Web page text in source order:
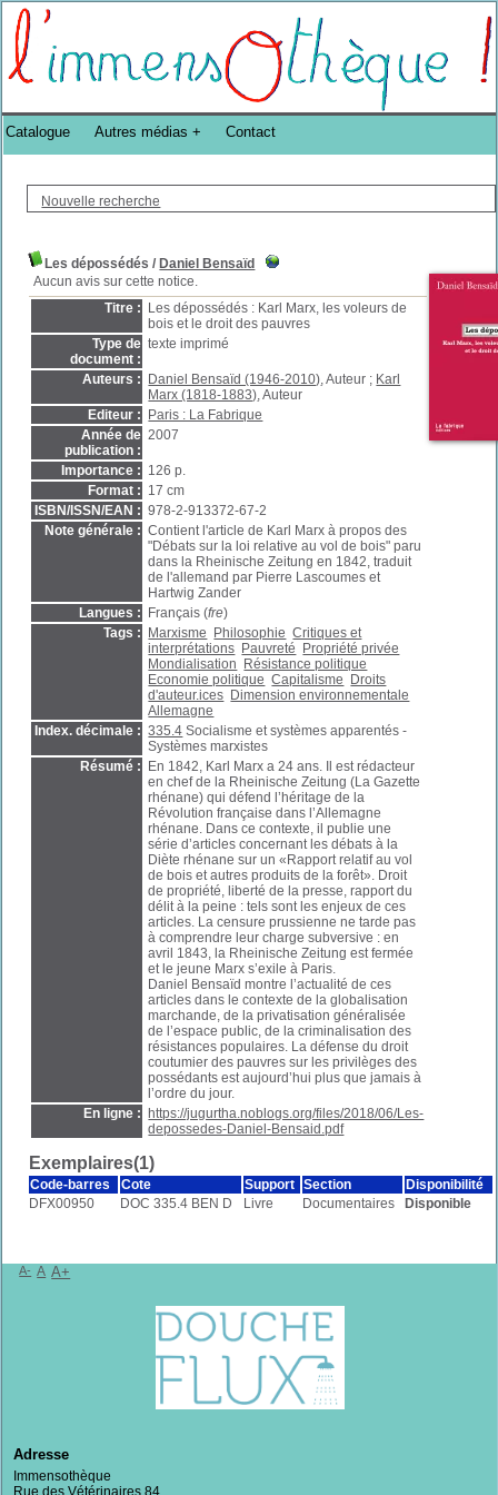
Bibliothèque DoucheFLUX Bibliotheek -->
Nouvelle recherche
Les dépossédés / Daniel Bensaïd
Aucun avis sur cette notice.
Titre :
Les dépossédés : Karl Marx, les voleurs de
bois et le droit des pauvres
Type de
document :
texte imprimé
Auteurs : Daniel Bensaïd (1946-2010), Auteur ; Karl
Marx (1818-1883), Auteur
Editeur :
Paris : La Fabrique
Année de
publication :
2007
Importance : 126 p.
Format : 17 cm
ISBN/ISSN/EAN : 978-2-913372-67-2
Note générale : Contient l'article de Karl Marx à propos des
"Débats sur la loi relative au vol de bois" paru
dans la Rheinische Zeitung en 1842, traduit
de l'allemand par Pierre Lascoumes et
Hartwig Zander
Langues :
Français (fre)
Tags :
Marxisme Philosophie Critiques et
interprétations Pauvreté
Propriété privée
Mondialisation
Résistance politique
Economie politique Capitalisme
Droits
d'auteur.ices Dimension environnementale
Allemagne
Index. décimale : 335.4 Socialisme et systèmes apparentés -
Systèmes marxistes
Résumé :
En 1842, Karl Marx a 24 ans. Il est rédacteur
en chef de la Rheinische Zeitung (La Gazette
rhénane) qui défend l’héritage de la
Révolution française dans l’Allemagne
rhénane. Dans ce contexte, il publie une
série d’articles concernant les débats à la
Diète rhénane sur un «Rapport relatif au vol
de bois et autres produits de la forêt». Droit
de propriété, liberté de la presse, rapport du
délit à la peine : tels sont les enjeux de ces
articles. La censure prussienne ne tarde pas
à comprendre leur charge subversive : en
avril 1843, la Rheinische Zeitung est fermée
et le jeune Marx s’exile à Paris.
Daniel Bensaïd montre l’actualité de ces
articles dans le contexte de la globalisation
marchande, de la privatisation généralisée
de l’espace public, de la criminalisation des
résistances populaires. La défense du droit
coutumier des pauvres sur les privilèges des
possédants est aujourd’hui plus que jamais à
l’ordre du jour.
En ligne :
https://jugurtha.noblogs.org/files/2018/06/Les-
depossedes-Daniel-Bensaid.pdf
Exemplaires(1)
Code-barres Cote Support Section
Disponibilité
DFX00950
DOC 335.4 BEN D Livre Documentaires Disponible
Catalogue Autres médias Contact
A- A A+
Adresse
Immensothèque